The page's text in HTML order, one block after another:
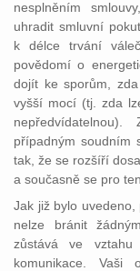
nesplněním
uhradit smluvní
k délce trvání
povědomí o
dojít ke sporům,
vyšší mocí (tj. zda
případným soudním
tak, že se rozšíří
a současně se pro
Jak již bylo
nelze bránit
zůstává ve vztahu
komunikace.